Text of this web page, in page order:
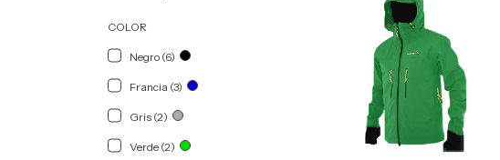
COLOR
Negro (6)
Francia (3)
Gris (2)
Verde (2)